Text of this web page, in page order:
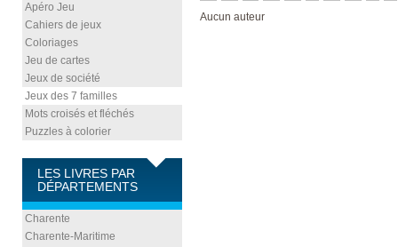
Apéro Jeu
Cahiers de jeux
Coloriages
Jeu de cartes
Jeux de société
Jeux des 7 familles
Mots croisés et fléchés
Puzzles à colorier
LES LIVRES PAR
DÉPARTEMENTS
Charente
Charente-Maritime
Aucun auteur